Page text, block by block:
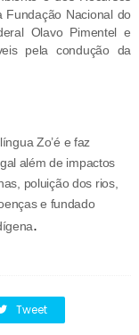
Fundação Nacional do
Olavo Pimentel e
pela condução da
Zo’é e faz
além de impactos
poluição dos rios,
e fundado
.
Tweet